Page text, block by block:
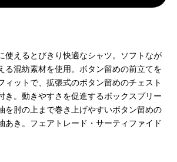
使えるとびきり快適なシャツ。ソフトなが
る混紡素材を使用。ボタン留めの前立てを
ィットで、拡張式のボタン留めのチェスト
き。動きやすさを促進するボックスプリー
を肘の上まで巻き上げやすいボタン留めの
あき。フェアトレード・サーティファイド